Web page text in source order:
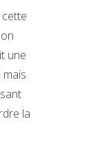
une
la